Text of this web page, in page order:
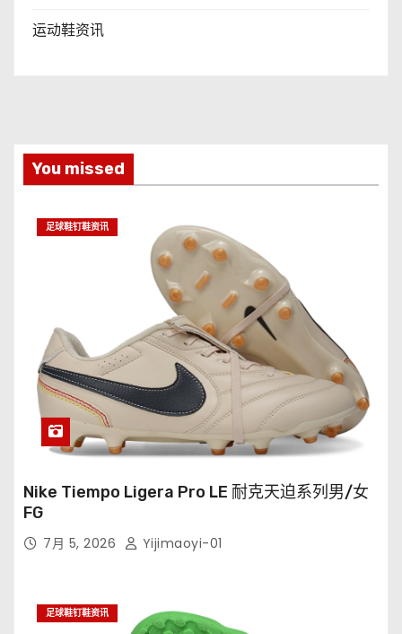
运动鞋资讯
You missed
足球鞋钉鞋资讯
Nike Tiempo Ligera Pro LE 耐克天迫系列男/女
FG
7月 5, 2026 Yijimaoyi-01
足球鞋钉鞋资讯